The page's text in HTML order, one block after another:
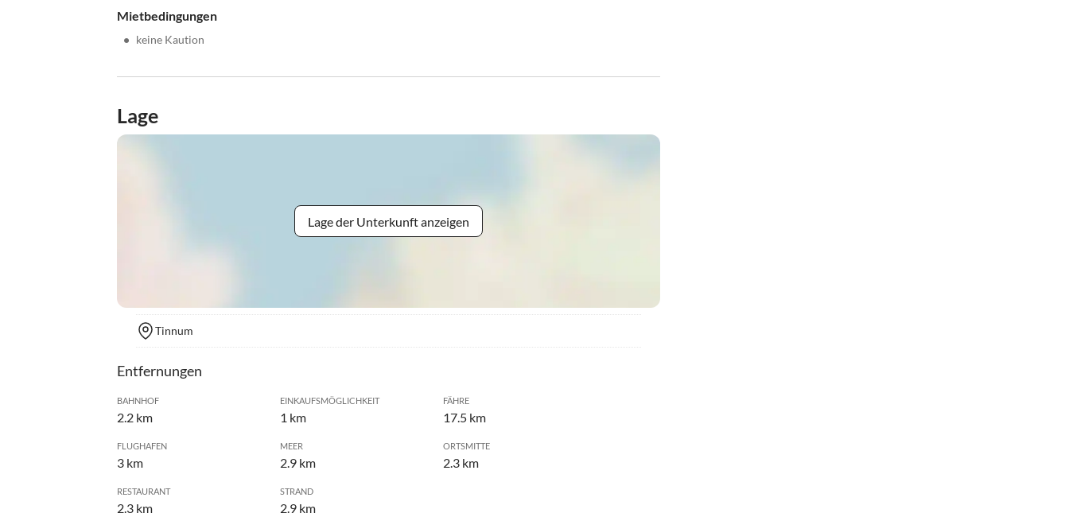
Mietbedingungen
• keine Kaution
Lage
Lage der Unterkunft anzeigen
Tinnum
Entfernungen
BAHNHOF
2.2 km
EINKAUFSMÖGLICHKEIT
1 km
FÄHRE
17.5 km
FLUGHAFEN
3 km
MEER
2.9 km
ORTSMITTE
2.3 km
RESTAURANT
2.3 km
STRAND
2.9 km